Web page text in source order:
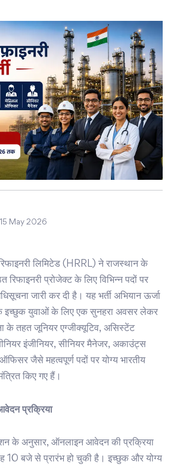
May 2026
लिमिटेड (HRRL) ने राजस्थान के
रिफाइनरी प्रोजेक्ट के लिए विभिन्न पदों पर
जारी कर दी है। यह भर्ती अभियान ऊर्जा
के इच्छुक युवाओं के लिए एक सुनहरा अवसर लेकर
के तहत जूनियर एग्जीक्यूटिव, असिस्टेंट
इंजीनियर, सीनियर मैनेजर, अकाउंट्स
जैसे महत्वपूर्ण पदों पर योग्य भारतीय
किए गए हैं।
प्रक्रिया
के अनुसार, ऑनलाइन आवेदन की प्रक्रिया
10 बजे से प्रारंभ हो चुकी है। इच्छुक और योग्य